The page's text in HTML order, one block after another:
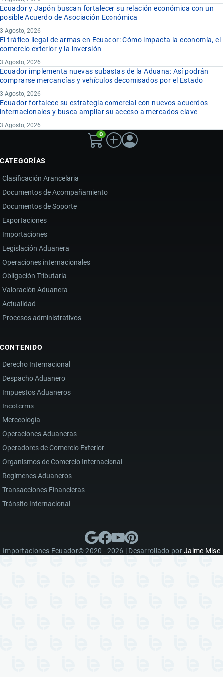
Ecuador y Japón buscan fortalecer su relación económica con un
posible Acuerdo de Asociación Económica
3 Agosto, 2026
El tráfico ilegal de armas en Ecuador: Cómo impacta la economía, el
comercio exterior y la inversión
3 Agosto, 2026
Ecuador implementa nuevas subastas de la Aduana: Así podrán
comprarse mercancías y vehículos decomisados por el Estado
3 Agosto, 2026
Ecuador fortalece su estrategia comercial con nuevos acuerdos
internacionales y busca ampliar su acceso a mercados clave
3 Agosto, 2026
0
CATEGORÍAS
Clasificación Arancelaria
Documentos de Acompañamiento
Documentos de Soporte
Exportaciones
Importaciones
Legislación Aduanera
Operaciones internacionales
Obligación Tributaria
Valoración Aduanera
Actualidad
Procesos administrativos
CONTENIDO
Derecho Internacional
Despacho Aduanero
Impuestos Aduaneros
Incoterms
Merceología
Operaciones Aduaneras
Operadores de Comercio Exterior
Organismos de Comercio Internacional
Regímenes Aduaneros
Transacciones Financieras
Tránsito Internacional
Importaciones Ecuador© 2020 - 2026 | Desarrollado porJaime Mise